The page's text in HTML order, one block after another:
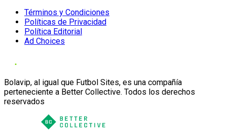
Términos y Condiciones
Políticas de Privacidad
Política Editorial
Ad Choices
Bolavip, al igual que Futbol Sites, es una compañía
perteneciente a Better Collective. Todos los derechos
reservados